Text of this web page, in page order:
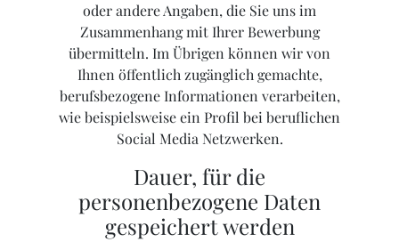
oder andere Angaben, die Sie uns im
Zusammenhang mit Ihrer Bewerbung
übermitteln. Im Übrigen können wir von
Ihnen öffentlich zugänglich gemachte,
berufsbezogene Informationen verarbeiten,
wie beispielsweise ein Profil bei beruflichen
Social Media Netzwerken.
Dauer, für die
personenbezogene Daten
gespeichert werden